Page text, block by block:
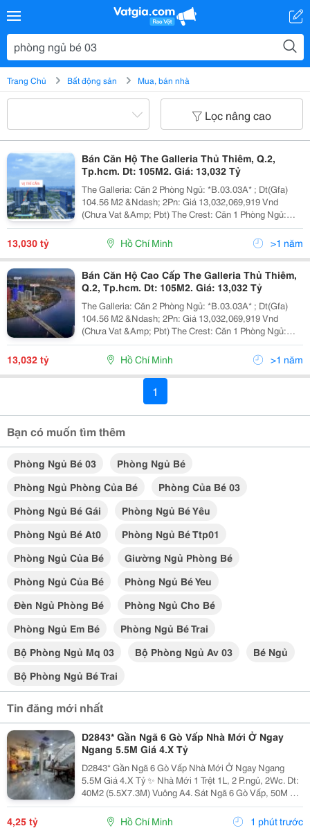
Trang Chủ Bất động sản Mua, bán nhà
Lọc nâng cao
Bán Căn Hộ The Galleria Thủ Thiêm, Q.2,
Tp.hcm. Dt: 105M2. Giá: 13,032 Tỷ
The Galleria: Căn 2 Phòng Ngủ: *B.03.03A* ; Dt(Gfa)
104.56 M2 &Ndash; 2Pn: Giá 13,032,069,919 Vnd
(Chưa Vat &Amp; Pbt) The Crest: Căn 1 Phòng Ngủ:
*C.08.06* ; Dt(Gfa) 79.19 &Ndash; 1Pn: Giá
11,365,363,206 Vnd (Chưa Vat &Amp; Pbt) Căn...
13,030 tỷ Hồ Chí Minh >1 năm
Bán Căn Hộ Cao Cấp The Galleria Thủ Thiêm,
Q.2, Tp.hcm. Dt: 105M2. Giá: 13,032 Tỷ
The Galleria: Căn 2 Phòng Ngủ: *B.03.03A* ; Dt(Gfa)
104.56 M2 &Ndash; 2Pn: Giá 13,032,069,919 Vnd
(Chưa Vat &Amp; Pbt) The Crest: Căn 1 Phòng Ngủ:
*C.08.06* ; Dt(Gfa) 79.19 &Ndash; 1Pn: Giá
11,365,363,206 Vnd (Chưa Vat &Amp; Pbt) Căn 2...
13,032 tỷ Hồ Chí Minh >1 năm
1
Bạn có muốn tìm thêm
Phòng Ngủ Bé 03
Phòng Ngủ Bé
Phòng Ngủ Phòng Của Bé
Phòng Của Bé 03
Phòng Ngủ Bé Gái
Phòng Ngủ Bé Yêu
Phòng Ngủ Bé At0
Phòng Ngủ Bé Ttp01
Phòng Ngủ Của Bé
Giường Ngủ Phòng Bé
Phòng Ngủ Của Bé
Phòng Ngủ Bé Yeu
Đèn Ngủ Phòng Bé
Phòng Ngủ Cho Bé
Phòng Ngủ Em Bé
Phòng Ngủ Bé Trai
Bộ Phòng Ngủ Mq 03
Bộ Phòng Ngủ Av 03
Bé Ngủ
Bộ Phòng Ngủ Bé Trai
Tin đăng mới nhất
D2843* Gần Ngã 6 Gò Vấp Nhà Mới Ở Ngay
Ngang 5.5M Giá 4.X Tỷ
D2843* Gần Ngã 6 Gò Vấp Nhà Mới Ở Ngay Ngang
5.5M Giá 4.X Tỷ ✨ Nhà Mới 1 Trệt 1L, 2 P.ngủ, 2Wc. Dt:
40M2 (5.5X7.3M) Vuông A4. Sát Ngã 6 Gò Vấp, 50M Ra
Quang Trung. Hẻm 2.5M Thoáng. Gọi Điện Ngay Để
Xem Nhà Thực Tế!
4,25 tỷ Hồ Chí Minh 1 phút trước